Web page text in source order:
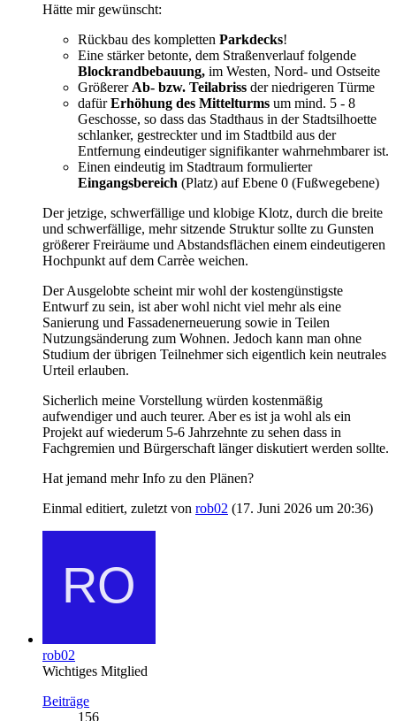
Hätte mir gewünscht:
Rückbau des kompletten Parkdecks!
Eine stärker betonte, dem Straßenverlauf folgende
Blockrandbebauung, im Westen, Nord- und Ostseite
Größerer Ab- bzw. Teilabriss der niedrigeren Türme
dafürErhöhung des Mittelturms um mind. 5 - 8
Geschosse, so dass das Stadthaus in der Stadtsilhoette
schlanker, gestreckter und im Stadtbild aus der
Entfernung eindeutiger signifikanter wahrnehmbarer ist.
Einen eindeutig im Stadtraum formulierter
Eingangsbereich (Platz) auf Ebene 0 (Fußwegebene)
Der jetzige, schwerfällige und klobige Klotz, durch die breite
und schwerfällige, mehr sitzende Struktur sollte zu Gunsten
größerer Freiräume und Abstandsflächen einem eindeutigeren
Hochpunkt auf dem Carrèe weichen.
Der Ausgelobte scheint mir wohl der kostengünstigste
Entwurf zu sein, ist aber wohl nicht viel mehr als eine
Sanierung und Fassadenerneuerung sowie in Teilen
Nutzungsänderung zum Wohnen. Jedoch kann man ohne
Studium der übrigen Teilnehmer sich eigentlich kein neutrales
Urteil erlauben.
Sicherlich meine Vorstellung würden kostenmäßig
aufwendiger und auch teurer. Aber es ist ja wohl als ein
Projekt auf wiederum 5-6 Jahrzehnte zu sehen dass in
Fachgremien und Bürgerschaft länger diskutiert werden sollte.
Hat jemand mehr Info zu den Plänen?
Einmal editiert, zuletzt von rob02 (17. Juni 2026 um 20:36)
rob02
Wichtiges Mitglied
Beiträge
156